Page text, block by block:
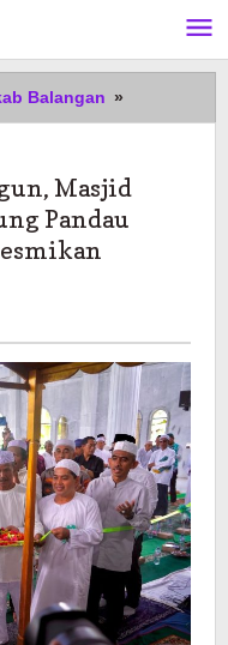
Balangan »
Tahun
Masjid
Raudhatul
Jannah
Diresmikan
Masjid
Pandau